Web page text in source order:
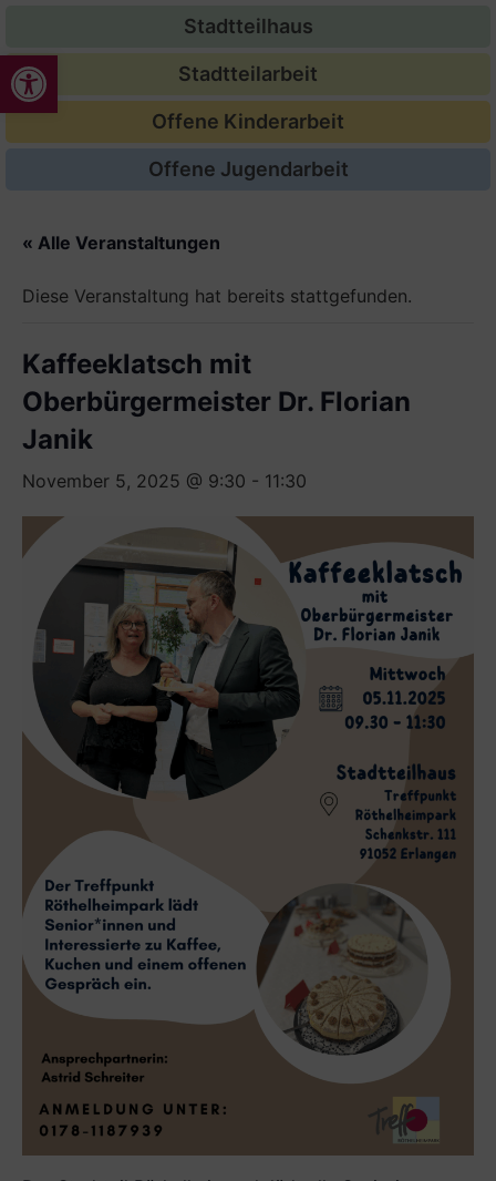
Werkzeugleiste öffnen
Stadtteilhaus
Stadtteilarbeit
Offene Kinderarbeit
Offene Jugendarbeit
« Alle Veranstaltungen
Diese Veranstaltung hat bereits stattgefunden.
Kaffeeklatsch mit
Oberbürgermeister Dr. Florian
Janik
November 5, 2025 @ 9:30 - 11:30